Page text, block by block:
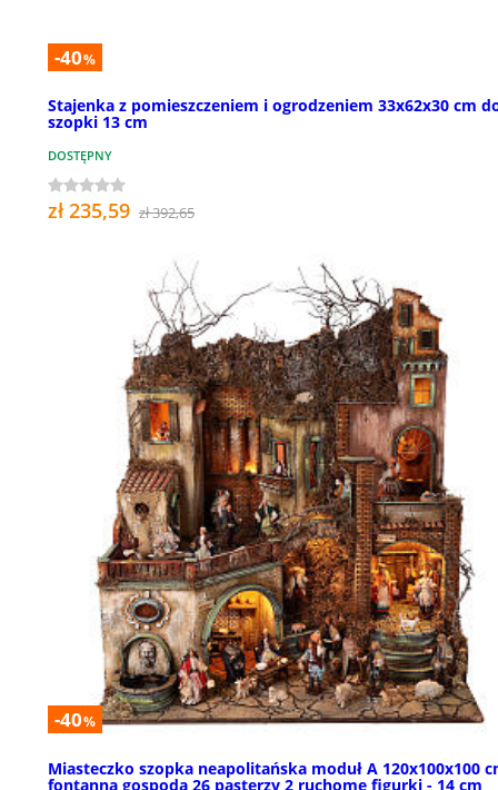
-40%
Stajenka z pomieszczeniem i ogrodzeniem 33x62x30 cm
szopki 13 cm
DOSTĘPNY
zł 235,59 zł 392,65
-40%
Miasteczko szopka neapolitańska moduł A 120x100x100
fontanna gospoda 26 pasterzy 2 ruchome figurki - 14 cm